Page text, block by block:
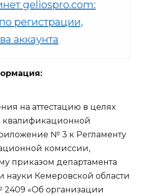
geliospro.com:
регистрации,
аккаунта
на аттестацию в целях
квалификационной
№ 3 к Регламенту
комиссии,
приказом департамента
науки Кемеровской области
2409 «Об организации